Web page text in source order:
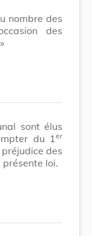
nombre des
des
sont élus
du 1 er
des
loi.